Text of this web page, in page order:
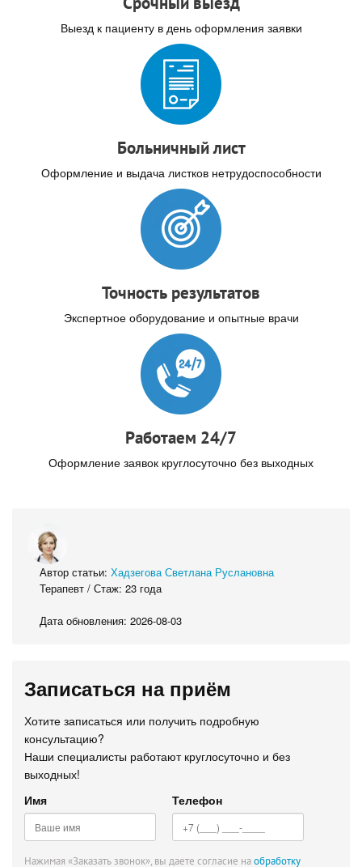
Выезд к пациенту в день оформления заявки
Больничный лист
Оформление и выдача листков нетрудоспособности
Точность результатов
Экспертное оборудование и опытные врачи
Работаем 24/7
Оформление заявок круглосуточно без выходных
Автор статьи: Хадзегова Светлана Руслановна
Терапевт / Стаж: 23 года
Дата обновления: 2026-08-03
Записаться на приём
Хотите записаться или получить подробную
консультацию?
Наши специалисты работают круглосуточно и без
выходных!
Имя
Телефон
Нажимая «Заказать звонок», вы даете согласие наобработку